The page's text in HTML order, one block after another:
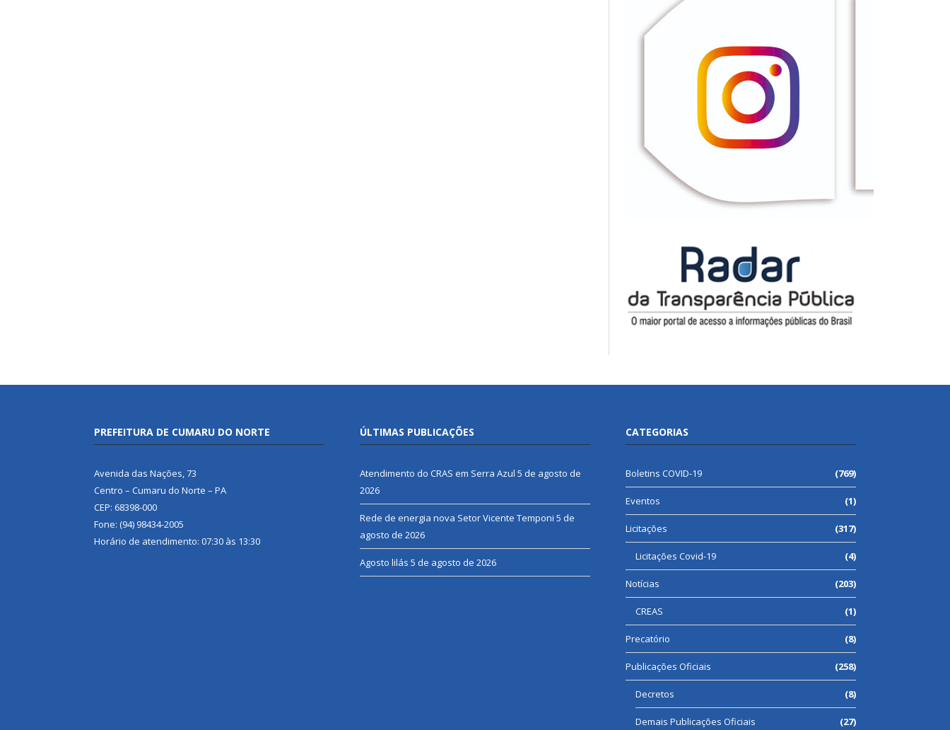
PREFEITURA DE CUMARU DO NORTE
Avenida das Nações, 73
Centro – Cumaru do Norte – PA
CEP: 68398-000
Fone: (94) 98434-2005
Horário de atendimento: 07:30 às 13:30
ÚLTIMAS PUBLICAÇÕES
Atendimento do CRAS em Serra Azul 5 de agosto de
2026
Rede de energia nova Setor Vicente Temponi 5 de
agosto de 2026
Agosto lilás 5 de agosto de 2026
CATEGORIAS
Boletins COVID-19 (769)
Eventos (1)
Licitações (317)
Licitações Covid-19 (4)
Notícias (203)
CREAS (1)
Precatório (8)
Publicações Oficiais (258)
Decretos (8)
Demais Publicações Oficiais (27)